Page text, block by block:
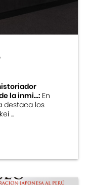
la inmi...:En
destaca los
...